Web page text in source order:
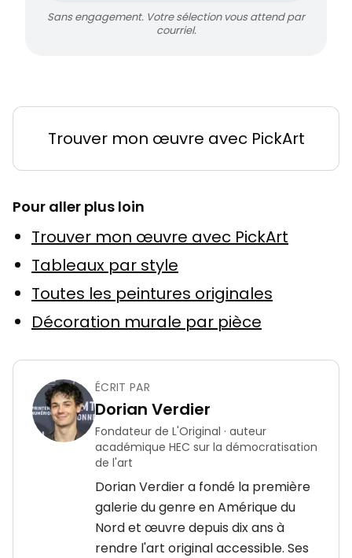
Sans engagement. Votre sélection vous attend par
courriel.
Trouver mon œuvre avec PickArt
Pour aller plus loin
Trouver mon œuvre avec PickArt
Tableaux par style
Toutes les peintures originales
Décoration murale par pièce
ÉCRIT PAR
Dorian Verdier
Fondateur de L'Original · auteur
académique HEC sur la démocratisation
de l'art
Dorian Verdier a fondé la première
galerie du genre en Amérique du
Nord et œuvre depuis dix ans à
rendre l'art original accessible. Ses